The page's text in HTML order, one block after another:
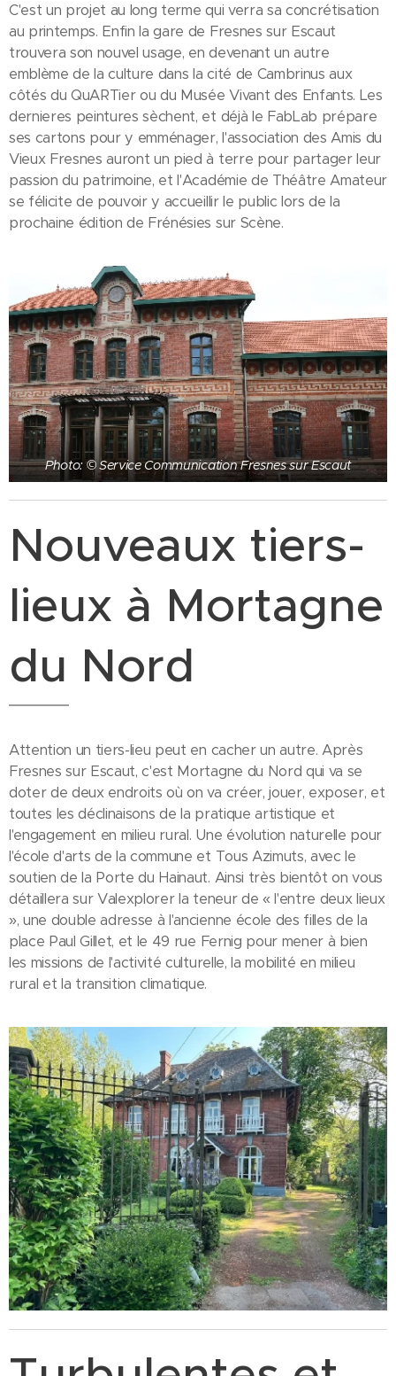
C'est un projet au long terme qui verra sa concrétisation
au printemps. Enfin la gare de Fresnes sur Escaut
trouvera son nouvel usage, en devenant un autre
emblème de la culture dans la cité de Cambrinus aux
côtés du QuARTier ou du Musée Vivant des Enfants. Les
dernieres peintures sèchent, et déjà le FabLab prépare
ses cartons pour y emménager, l'association des Amis du
Vieux Fresnes auront un pied à terre pour partager leur
passion du patrimoine, et l'Académie de Théâtre Amateur
se félicite de pouvoir y accueillir le public lors de la
prochaine édition de Frénésies sur Scène.
Photo: © Service Communication Fresnes sur Escaut
Nouveaux tiers-
lieux à Mortagne
du Nord
Attention un tiers-lieu peut en cacher un autre. Après
Fresnes sur Escaut, c'est Mortagne du Nord qui va se
doter de deux endroits où on va créer, jouer, exposer, et
toutes les déclinaisons de la pratique artistique et
l'engagement en milieu rural. Une évolution naturelle pour
l'école d'arts de la commune et Tous Azimuts, avec le
soutien de la Porte du Hainaut. Ainsi très bientôt on vous
détaillera sur Valexplorer la teneur de « l'entre deux lieux
», une double adresse à l'ancienne école des filles de la
place Paul Gillet, et le 49 rue Fernig pour mener à bien
les missions de l'activité culturelle, la mobilité en milieu
rural et la transition climatique.